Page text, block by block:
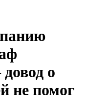
о
не помог